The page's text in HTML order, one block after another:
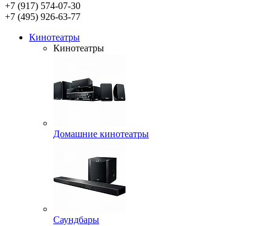
+7 (917) 574-07-30
+7 (495) 926-63-77
Кинотеатры
Кинотеатры
Домашние кинотеатры
Саундбары